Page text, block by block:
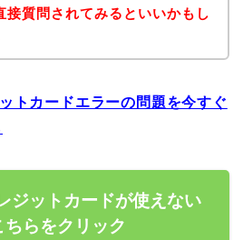
接質問されてみるといいかもし
トカードエラーの問題を今すぐ
ジットカードが使えない
ちらをクリック